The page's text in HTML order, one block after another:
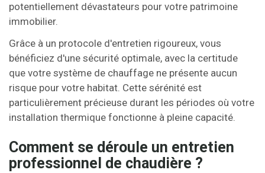
potentiellement dévastateurs pour votre patrimoine
immobilier.
Grâce à un protocole d'entretien rigoureux, vous
bénéficiez d'une sécurité optimale, avec la certitude
que votre système de chauffage ne présente aucun
risque pour votre habitat. Cette sérénité est
particulièrement précieuse durant les périodes où votre
installation thermique fonctionne à pleine capacité.
Comment se déroule un entretien
professionnel de chaudière ?